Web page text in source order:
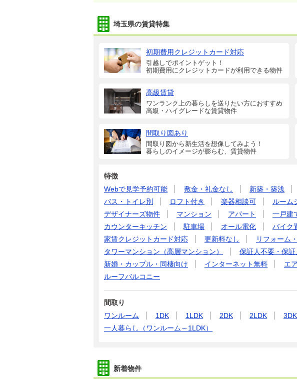
埼玉県の賃貸特集
初期費用クレジットカード対応
引越しでポイントゲット！
初期費用にクレジットカードが利用できる物件
高級賃貸
ワンランク上の暮らしを送りたい方におすすめ
高級・ハイグレードな賃貸物件
間取り図あり
間取り図から新生活を想像してみよう！
暮らしのイメージが膨らむ、賃貸物件
特徴
Webで見学予約可能
敷金・礼金なし 新築・築浅
バス・トイレ別
ロフト付き 楽器相談可 ルーム
デザイナーズ物件
マンション アパート 一戸建
カウンターキッチン
駐車場 オール電化 バイク
家賃クレジットカード対応
更新料なし
リフォーム
タワーマンション（高層マンション）
保証人不要・保
新婚・カップル・同棲向け
インターネット無料 エ
ルーフバルコニー
間取り
ワンルーム
1DK 1LDK 2DK 2LDK 3DK
一人暮らし（ワンルーム～1LDK）
新着物件